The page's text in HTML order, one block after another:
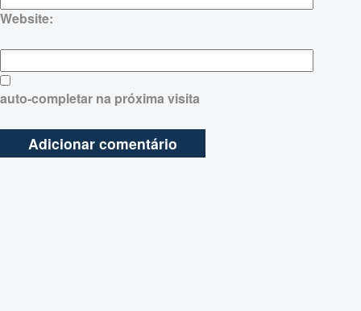
Website:
auto-completar na próxima visita